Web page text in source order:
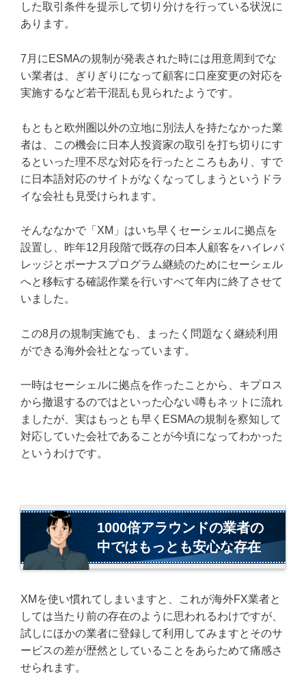
した取引条件を提示して切り分けを行っている状況に
あります。
7月にESMAの規制が発表された時には用意周到でな
い業者は、ぎりぎりになって顧客に口座変更の対応を
実施するなど若干混乱も見られたようです。
もともと欧州圏以外の立地に別法人を持たなかった業
者は、この機会に日本人投資家の取引を打ち切りにす
るといった理不尽な対応を行ったところもあり、すで
に日本語対応のサイトがなくなってしまうというドラ
イな会社も見受けられます。
そんななかで「XM」はいち早くセーシェルに拠点を
設置し、昨年12月段階で既存の日本人顧客をハイレバ
レッジとボーナスプログラム継続のためにセーシェル
へと移転する確認作業を行いすべて年内に終了させて
いました。
この8月の規制実施でも、まったく問題なく継続利用
ができる海外会社となっています。
一時はセーシェルに拠点を作ったことから、キプロス
から撤退するのではといった心ない噂もネットに流れ
ましたが、実はもっとも早くESMAの規制を察知して
対応していた会社であることが今頃になってわかった
というわけです。
1000倍アラウンドの業者の
中ではもっとも安心な存在
XMを使い慣れてしまいますと、これが海外FX業者と
しては当たり前の存在のように思われるわけですが、
試しにほかの業者に登録して利用してみますとそのサ
ービスの差が歴然としていることをあらためて痛感さ
せられます。